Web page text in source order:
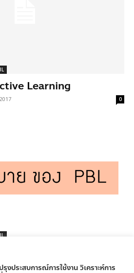
Learning
0
งประสบการณ์การใช้งาน วิเคราะห์การ